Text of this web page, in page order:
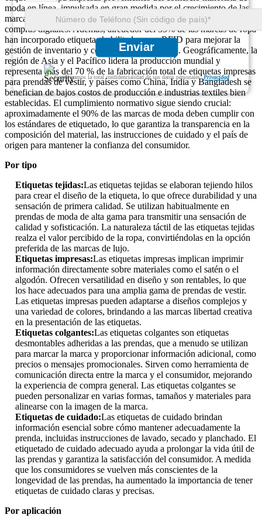
Enviar
Garantizamos la total confidencialidad de sus datos personales. Privacidad
moda en línea, impulsada en gran medida por el crecimiento de las
marcas directas al consumidor (DTC) y las crecientes tendencias de
compras digitales. Además, alrededor del 35% de las marcas de ropa
han incorporado etiquetas habilitadas para RFID para mejorar la
gestión de inventario y combatir la falsificación. Geográficamente, la
región de Asia y el Pacífico lidera la producción mundial y
representa más del 70 % de la fabricación total de etiquetas impresas
para prendas de vestir, y países como China, India y Bangladesh se
benefician de bajos costos de producción e industrias textiles bien
establecidas. El cumplimiento normativo sigue siendo crucial:
aproximadamente el 90% de las marcas de moda deben cumplir con
los estándares de etiquetado, lo que garantiza la transparencia en la
composición del material, las instrucciones de cuidado y el país de
origen para mantener la confianza del consumidor.
Por tipo
Etiquetas tejidas:Las etiquetas tejidas se elaboran tejiendo hilos
para crear el diseño de la etiqueta, lo que ofrece durabilidad y una
sensación de primera calidad. Se utilizan habitualmente en
prendas de moda de alta gama para transmitir una sensación de
calidad y sofisticación. La naturaleza táctil de las etiquetas tejidas
realza el valor percibido de la ropa, convirtiéndolas en la opción
preferida de las marcas de lujo.
Etiquetas impresas:Las etiquetas impresas implican imprimir
información directamente sobre materiales como el satén o el
algodón. Ofrecen versatilidad en diseño y son rentables, lo que
los hace adecuados para una amplia gama de prendas de vestir.
Las etiquetas impresas pueden adaptarse a diseños complejos y
una variedad de colores, brindando a las marcas libertad creativa
en la presentación de las etiquetas.
Etiquetas colgantes:Las etiquetas colgantes son etiquetas
desmontables adheridas a las prendas, que a menudo se utilizan
para marcar la marca y proporcionar información adicional, como
precios o mensajes promocionales. Sirven como herramienta de
comunicación directa entre la marca y el consumidor, mejorando
la experiencia de compra general. Las etiquetas colgantes se
pueden personalizar en varias formas, tamaños y materiales para
alinearse con la imagen de la marca.
Etiquetas de cuidado:Las etiquetas de cuidado brindan
información esencial sobre cómo mantener adecuadamente la
prenda, incluidas instrucciones de lavado, secado y planchado. El
etiquetado de cuidado adecuado ayuda a prolongar la vida útil de
las prendas y garantiza la satisfacción del consumidor. A medida
que los consumidores se vuelven más conscientes de la
longevidad de las prendas, ha aumentado la importancia de tener
etiquetas de cuidado claras y precisas.
Por aplicación